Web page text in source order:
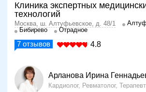
Клиника экспертных
технологий
Москва, ш. Алтуфьевское, д. 48/1
Бибирево
Отрадное
7 отзывов 4.8
Арланова Ирина
Кардиолог, Ревматолог, Терапевт